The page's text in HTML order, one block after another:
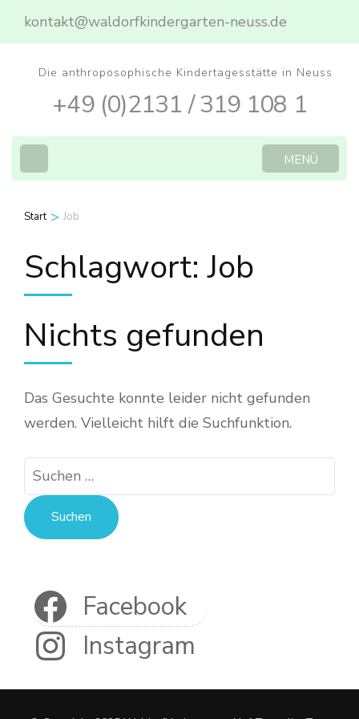
Zum
drücken)
kontakt@waldorfkindergarten-neuss.de
Die anthroposophische Kindertagesstätte in Neuss
+49 (0)2131 / 319 108 1
MENÜ
Start > Job
Schlagwort:Job
Nichts gefunden
Das Gesuchte konnte leider nicht gefunden
werden. Vielleicht hilft die Suchfunktion.
Suchen
nach:
Facebook
Instagram